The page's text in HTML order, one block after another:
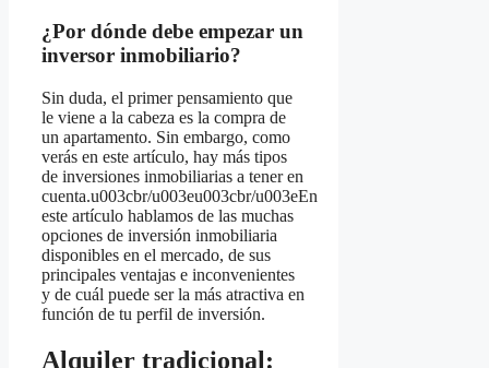
¿Por dónde debe empezar un
inversor inmobiliario?
Sin duda, el primer pensamiento que
le viene a la cabeza es la compra de
un apartamento. Sin embargo, como
verás en este artículo, hay más tipos
de inversiones inmobiliarias a tener en
cuenta.u003cbr/u003eu003cbr/u003eEn
este artículo hablamos de las muchas
opciones de inversión inmobiliaria
disponibles en el mercado, de sus
principales ventajas e inconvenientes
y de cuál puede ser la más atractiva en
función de tu perfil de inversión.
Alquiler tradicional: